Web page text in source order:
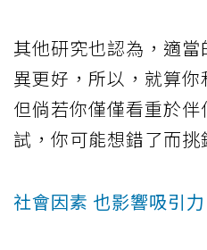
其他研究也認為，適
異更好，所以，就算你
但倘若你僅僅看重於
試，你可能想錯了而挑
社會因素 也影響吸引力